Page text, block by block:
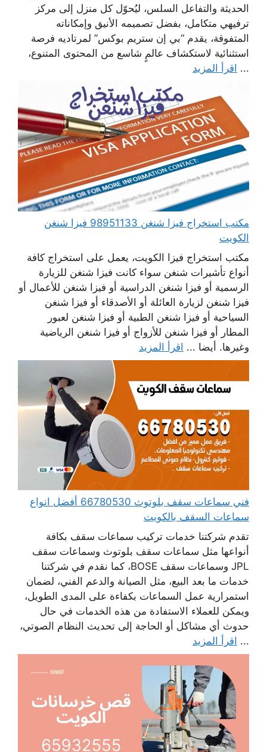
الحديثة والتفاعل السلس، ليُحوّل كل منزل إلى مركز
ترفيهي متكامل، بفضل تصميمه الأنيق وإمكاناته
المتفوقة، يقدم “بي إن ستريم بوكس” لمرتاديه فرصة
استثنائية لاستكشاف عالمٍ شاسع من المحتوى المتنوع،
... اقرأ المزيد
مكتب استخراج فيزا شنغن 98951133 فيزا شنغن
الكويت
مكتب استخراج فيزا الكويت، يعمل على استخراج كافة
أنواع تأشيرات شنغن سواء كانت فيزا شنغن للزيارة
الرسمية أو فيزا شنغن الدراسية أو فيزا شنغن للأعمال أو
فيزا شنغن لزيارة العائلة أو الأصدقاء أو فيزا شنغن
السياحية أو فيزا شنغن الطبية أو فيزا شنغن لعبور
المطار أو فيزا شنغن للأزواج أو فيزا شنغن الرياضية
وغيرها. أيضا ... اقرأ المزيد
فني سماعات سقف بلوتوث 66780530 أفضل انواع
سماعات السقف بالكويت
تقدم شركتنا خدمات تركيب سماعات سقف بكافة
أنواعها مثل سماعات سقف بلوتوث وسماعات سقف
JPL وسماعات سقف BOSE، كما نقدم في شركتنا
خدمات ما بعد البيع، مثل الصيانة والدعم الفني، لضمان
استمرارية عمل السماعات بكفاءة على المدى الطويل،
ويمكن للعملاء الاستفادة من هذه الخدمات في حال
حدوث أي مشاكل أو الحاجة إلى تحديث النظام الصوتي،
... اقرأ المزيد